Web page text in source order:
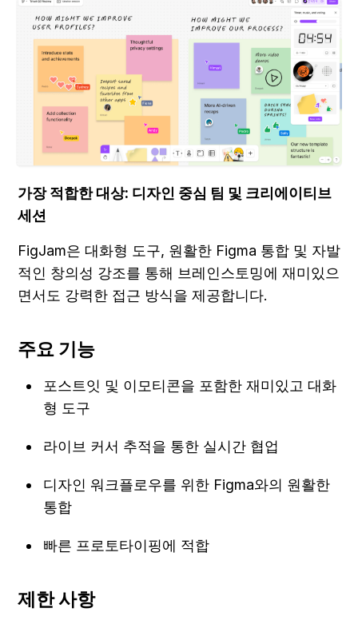
가장 적합한 대상: 디자인 중심 팀 및 크리에이티브
세션
FigJam은 대화형 도구, 원활한 Figma 통합 및 자발
적인 창의성 강조를 통해 브레인스토밍에 재미있으
면서도 강력한 접근 방식을 제공합니다.
주요 기능
포스트잇 및 이모티콘을 포함한 재미있고 대화
형 도구
라이브 커서 추적을 통한 실시간 협업
디자인 워크플로우를 위한 Figma와의 원활한
통합
빠른 프로토타이핑에 적합
제한 사항